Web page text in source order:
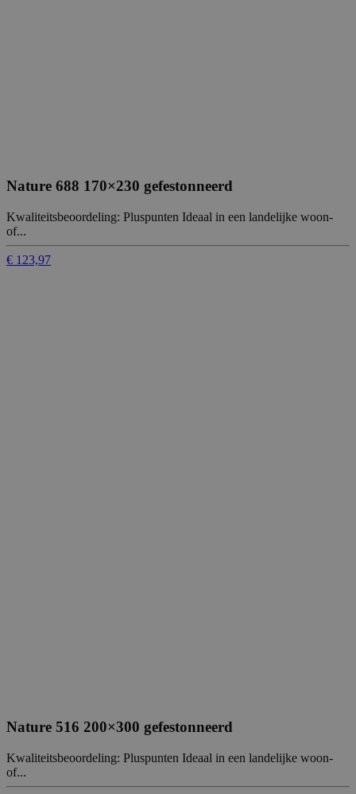
Nature 688 170×230 gefestonneerd
Kwaliteitsbeoordeling: Pluspunten Ideaal in een landelijke woon-
of...
€ 123,97
Nature 516 200×300 gefestonneerd
Kwaliteitsbeoordeling: Pluspunten Ideaal in een landelijke woon-
of...